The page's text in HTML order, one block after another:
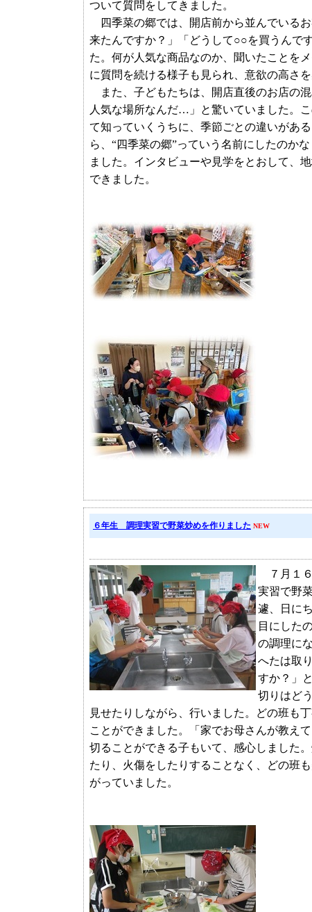
ついて質問をしてきました。
四季菜の郷では、開店前から並んでいる
来たんですか？」「どうして○○を買うんで
た。何が人気な商品なのか、聞いたことを
に質問を続ける様子も見られ、意欲の高さを
また、子どもたちは、開店直後のお店の
人気な場所なんだ…」と驚いていました。
て知っていくうちに、季節ごとの違いがあ
ら、“四季菜の郷”っていう名前にしたのか
ました。インタビューや見学をとおして、
できました。
６年生 調理実習で野菜炒めを作りました NEW
７月１
実習で野
遽、日に
目にした
の調理に
へたは取
すか？」
切りはど
見せたりしながら、行いました。どの班も
ことができました。「家でお母さんが教え
切ることができる子もいて、感心しました
たり、火傷をしたりすることなく、どの班
がっていました。